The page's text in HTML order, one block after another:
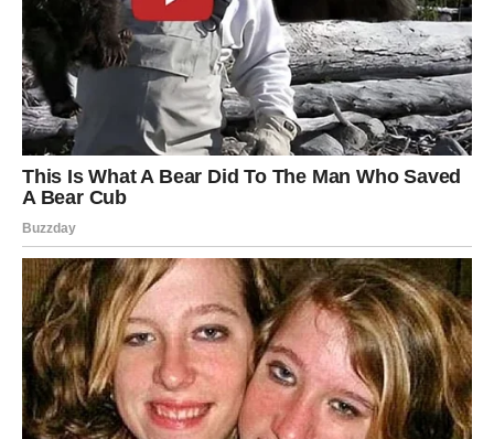
da vas pomeri sa mesta i usmeri ka životu kakav zaista
želite.
Možda neće biti lako, ali će biti vredno. Na kraju ovog
meseca shvatićete da su sve promene bile neophodne i
da ste jači nego što ste mislili.